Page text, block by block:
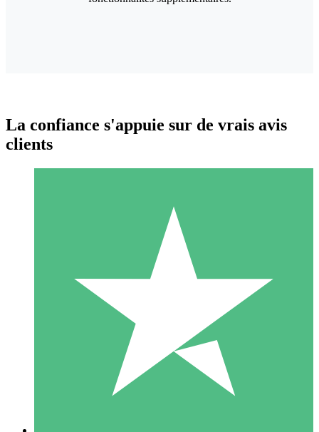
Packs de Crédits Individuels
Payez à l'utilisation avec des crédits de téléchargement. Sans
1 Téléchargement
10 00
La confiance s'appuie sur de vrais avis
clients